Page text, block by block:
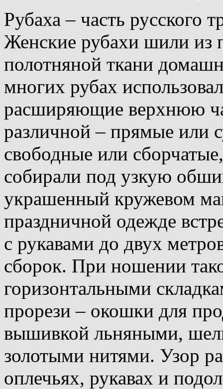
Рубаха – часть русского
Женские рубахи шили
полотняной ткани
многих рубах
расширяющие верхнюю
различной – прямые или
свободные или
собирали под узкую
украшенный кружевом
праздничной одежде
с рукавами до двух
сборок. При ношении
горизонтальными
прорези – окошки для
вышивкой льняными,
золотыми нитями. Узор
оплечьях, рукавах и